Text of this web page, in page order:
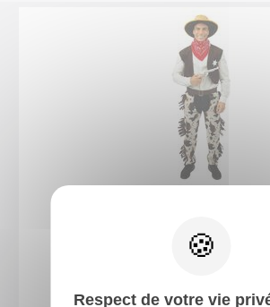
Costume cowboy - adulte -
Respect de votre vie